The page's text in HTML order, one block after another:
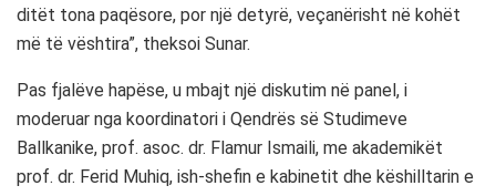
ditët tona paqësore, por një detyrë, veçanërisht në kohët
më të vështira”, theksoi Sunar.
Pas fjalëve hapëse, u mbajt një diskutim në panel, i
moderuar nga koordinatori i Qendrës së Studimeve
Ballkanike, prof. asoc. dr. Flamur Ismaili, me akademikët
prof. dr. Ferid Muhiq, ish-shefin e kabinetit dhe këshilltarin e